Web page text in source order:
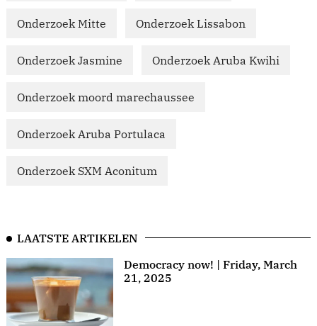
Onderzoek Mitte Onderzoek Lissabon
Onderzoek Jasmine Onderzoek Aruba Kwihi
Onderzoek moord marechaussee
Onderzoek Aruba Portulaca
Onderzoek SXM Aconitum
LAATSTE ARTIKELEN
Democracy now! | Friday, March
21, 2025